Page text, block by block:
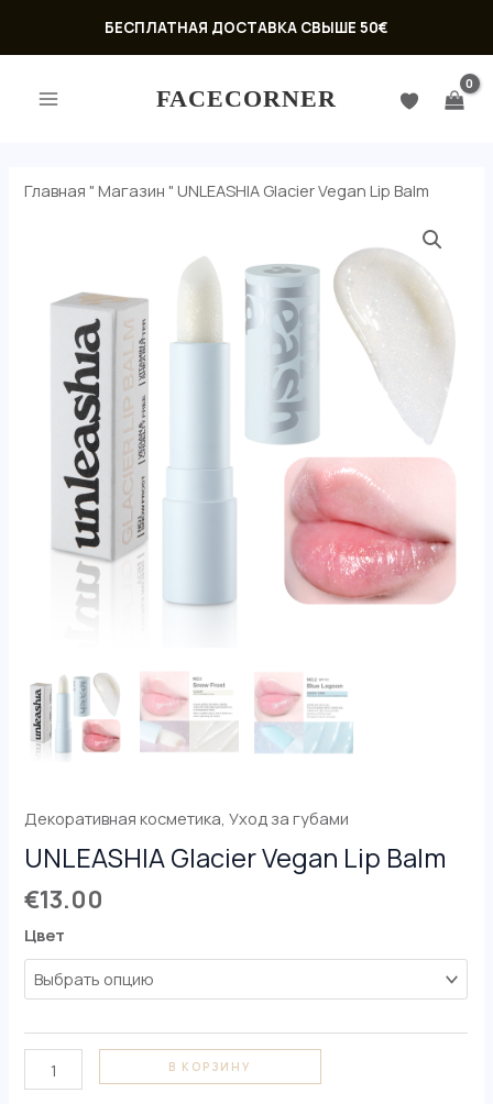
БЕСПЛАТНАЯ ДОСТАВКА СВЫШЕ 50€
МЕНЮ
FACECORNER
Главная "Магазин "UNLEASHIA Glacier Vegan Lip Balm
Декоративная косметика,Уход за губами
UNLEASHIA Glacier Vegan Lip Balm
€13.00
Цвет
Glacier
В КОРЗИНУ